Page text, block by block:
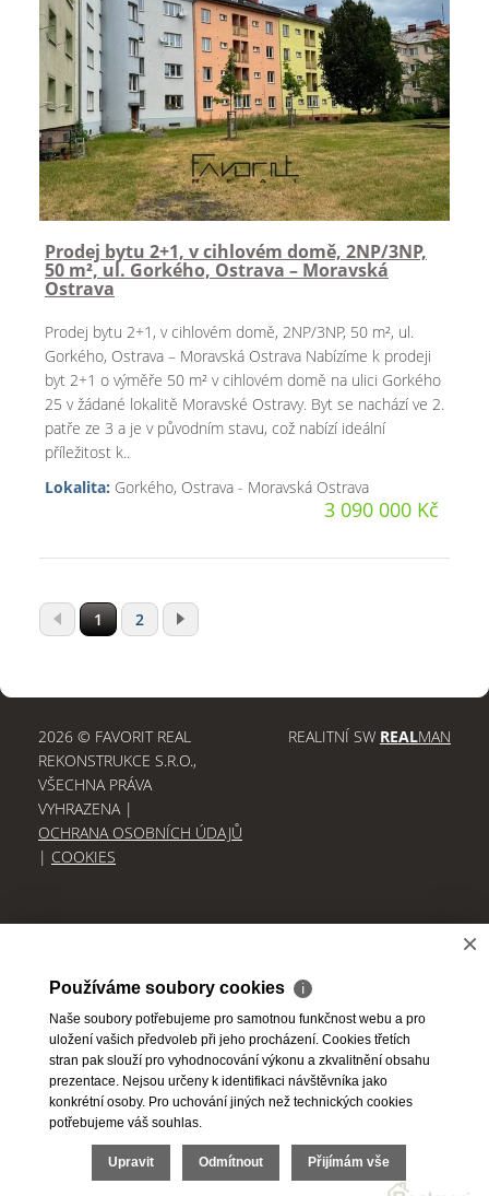
Prodej bytu 2+1, v cihlovém domě, 2NP/3NP,
50 m², ul. Gorkého, Ostrava – Moravská
Ostrava
Prodej bytu 2+1, v cihlovém domě, 2NP/3NP, 50 m², ul.
Gorkého, Ostrava – Moravská Ostrava Nabízíme k prodeji
byt 2+1 o výměře 50 m² v cihlovém domě na ulici Gorkého
25 v žádané lokalitě Moravské Ostravy. Byt se nachází ve 2.
patře ze 3 a je v původním stavu, což nabízí ideální
příležitost k..
Lokalita: Gorkého, Ostrava - Moravská Ostrava
3 090 000 Kč
1 2
2026 © FAVORIT REAL
REKONSTRUKCE S.R.O.,
VŠECHNA PRÁVA
VYHRAZENA |
OCHRANA OSOBNÍCH ÚDAJŮ
| COOKIES
REALITNÍ SW REALMAN
×
Používáme soubory cookies ℹ
Naše soubory potřebujeme pro samotnou funkčnost webu a pro
uložení vašich předvoleb při jeho procházení. Cookies třetích
stran pak slouží pro vyhodnocování výkonu a zkvalitnění obsahu
prezentace. Nejsou určeny k identifikaci návštěvníka jako
konkrétní osoby. Pro uchování jiných než technických cookies
potřebujeme váš souhlas.
Upravit Odmítnout Přijímám vše